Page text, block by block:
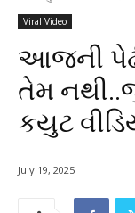
Viral Video
આજની
તેમ
કયુટ
July 19, 2025